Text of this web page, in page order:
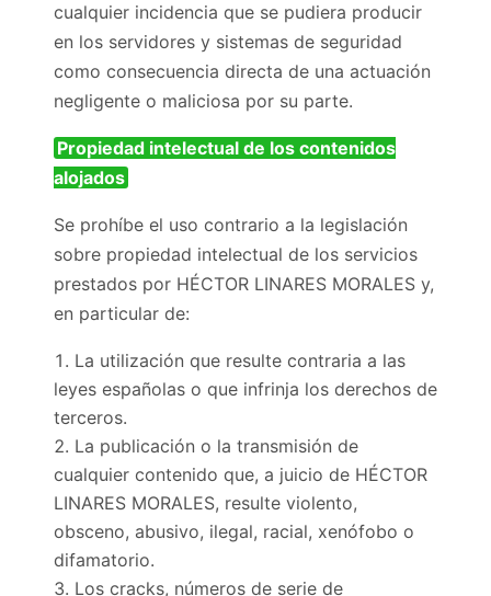
cualquier incidencia que se pudiera producir
en los servidores y sistemas de seguridad
como consecuencia directa de una actuación
negligente o maliciosa por su parte.
Propiedad intelectual de los contenidos
alojados
Se prohíbe el uso contrario a la legislación
sobre propiedad intelectual de los servicios
prestados por HÉCTOR LINARES MORALES y,
en particular de:
La utilización que resulte contraria a las
leyes españolas o que infrinja los derechos de
terceros.
La publicación o la transmisión de
cualquier contenido que, a juicio de HÉCTOR
LINARES MORALES, resulte violento,
obsceno, abusivo, ilegal, racial, xenófobo o
difamatorio.
Los cracks, números de serie de